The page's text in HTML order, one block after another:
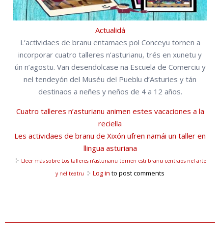
Actualidá
L’actividaes de branu entamaes pol Conceyu tornen a
incorporar cuatro talleres n’asturianu, trés en xunetu y
ún n’agostu. Van desendolcase na Escuela de Comerciu y
nel tendeyón del Muséu del Pueblu d’Asturies y tán
destinaos a neñes y neños de 4 a 12 años.
Cuatro talleres n’asturianu animen estes vacaciones a la
reciella
Les actividaes de branu de Xixón ufren namái un taller en
llingua asturiana
Lleer más sobre Los talleres n’asturianu tornen esti branu centraos nel arte
y nel teatru
Log in to post comments